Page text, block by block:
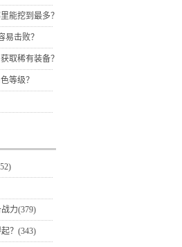
能挖到最多？
易击败？
取稀有装备？
等级？
力(379)
？(343)